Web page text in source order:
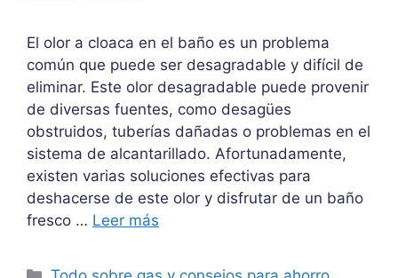
El olor a cloaca en el baño es un problema
común que puede ser desagradable y difícil de
eliminar. Este olor desagradable puede provenir
de diversas fuentes, como desagües
obstruidos, tuberías dañadas o problemas en el
sistema de alcantarillado. Afortunadamente,
existen varias soluciones efectivas para
deshacerse de este olor y disfrutar de un baño
fresco … Leer más
Categorías